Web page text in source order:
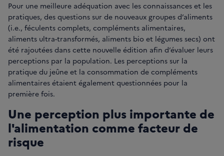
Pour une meilleure adéquation avec les connaissances et les
pratiques, des questions sur de nouveaux groupes d’aliments
(i.e., féculents complets, compléments alimentaires,
aliments ultra-transformés, aliments bio et légumes secs) ont
été rajoutées dans cette nouvelle édition afin d’évaluer leurs
perceptions par la population. Les perceptions sur la
pratique du jeûne et la consommation de compléments
alimentaires étaient également questionnées pour la
première fois.
Une perception plus importante de
l'alimentation comme facteur de
risque